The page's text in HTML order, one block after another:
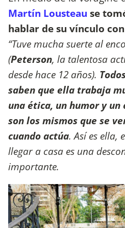
Martín Lousteau se
hablar de su vínculo
“Tuve mucha suerte al
(Peterson, la talentosa
desde hace 12 años).
saben que ella trabaja
una ética, un humor y un
son los mismos que se
cuando actúa. Así es ella,
llegar a casa es una
importante.